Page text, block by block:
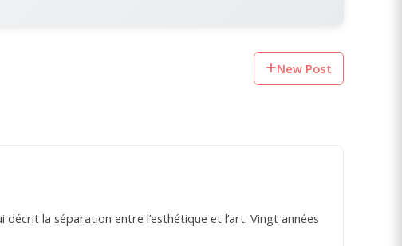
New Post
la séparation entre l’esthétique et l’art. Vingt années